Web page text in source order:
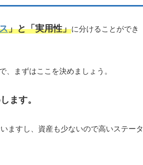
」と「実用性」に分けることができ
まずはここを決めましょう。
ます。
ますし、資産も少ないので高いステータ